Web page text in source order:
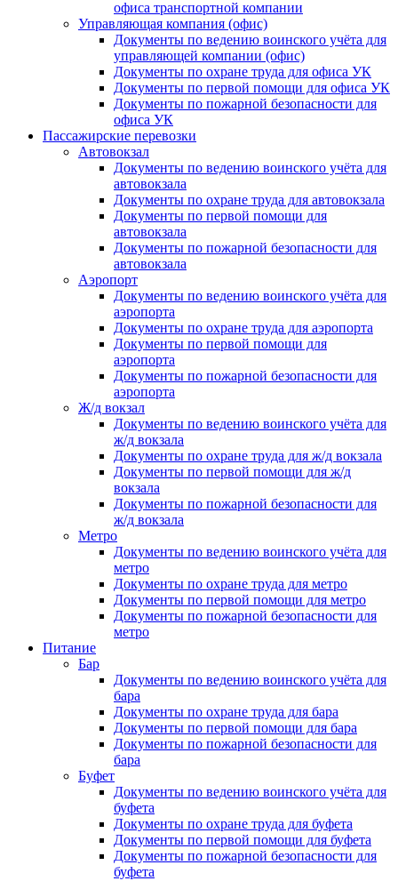
офиса транспортной компании
Управляющая компания (офис)
Документы по ведению воинского учёта для
управляющей компании (офис)
Документы по охране труда для офиса УК
Документы по первой помощи для офиса УК
Документы по пожарной безопасности для
офиса УК
Пассажирские перевозки
Автовокзал
Документы по ведению воинского учёта для
автовокзала
Документы по охране труда для автовокзала
Документы по первой помощи для
автовокзала
Документы по пожарной безопасности для
автовокзала
Аэропорт
Документы по ведению воинского учёта для
аэропорта
Документы по охране труда для аэропорта
Документы по первой помощи для
аэропорта
Документы по пожарной безопасности для
аэропорта
Ж/д вокзал
Документы по ведению воинского учёта для
ж/д вокзала
Документы по охране труда для ж/д вокзала
Документы по первой помощи для ж/д
вокзала
Документы по пожарной безопасности для
ж/д вокзала
Метро
Документы по ведению воинского учёта для
метро
Документы по охране труда для метро
Документы по первой помощи для метро
Документы по пожарной безопасности для
метро
Питание
Бар
Документы по ведению воинского учёта для
бара
Документы по охране труда для бара
Документы по первой помощи для бара
Документы по пожарной безопасности для
бара
Буфет
Документы по ведению воинского учёта для
буфета
Документы по охране труда для буфета
Документы по первой помощи для буфета
Документы по пожарной безопасности для
буфета